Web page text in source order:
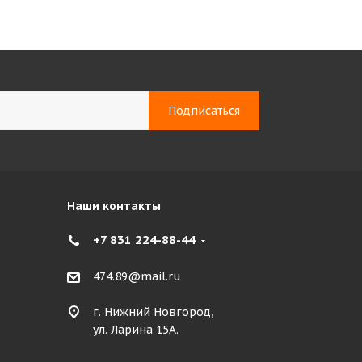
Наши контакты
+7 831 224-88-44
474.89@mail.ru
г. Нижний Новгород,
ул. Ларина 15А.